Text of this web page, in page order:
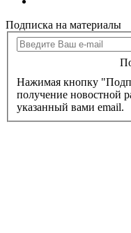
Подписка на материалы
Нажимая кнопку
получение новостной
указанный вами email.